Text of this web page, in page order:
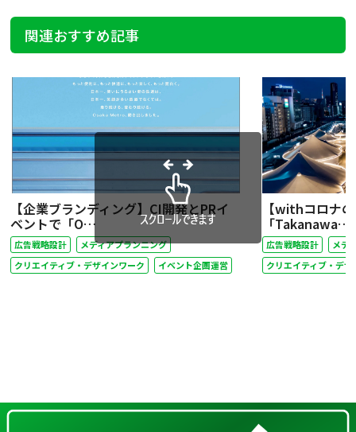
関連おすすめ記事
【企業ブランディング】CI開発とPRイ
ベントで「O…
広告戦略設計
メディアプランニング
クリエイティブ・デザインワーク
イベント企画運営
【withコロナ
「Takanawa…
広告戦略設計
メデ
クリエイティブ・デザ